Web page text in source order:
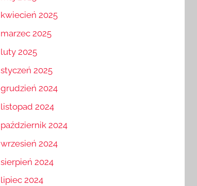
kwiecień 2025
marzec 2025
luty 2025
styczeń 2025
grudzień 2024
listopad 2024
październik 2024
wrzesień 2024
sierpień 2024
lipiec 2024